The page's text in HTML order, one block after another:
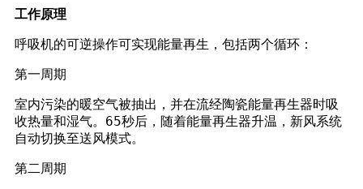
工作原理
呼吸机的可逆操作可实现能量再生，包括两个循环：
第一周期
室内污染的暖空气被抽出，并在流经陶瓷能量再生器时吸
收热量和湿气。65秒后，随着能量再生器升温，新风系统
自动切换至送风模式。
第二周期